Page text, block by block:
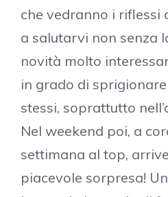
che vedranno i riflessi
a salutarvi non senza
novità molto
in grado di
stessi, soprattutto
Nel weekend poi, a
settimana al top,
piacevole sorpresa!